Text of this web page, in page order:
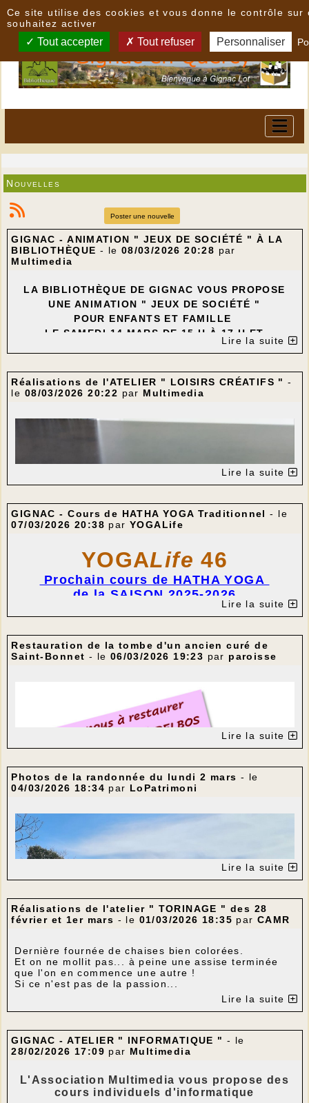
Nouvelles
Poster une nouvelle
GIGNAC - ANIMATION " JEUX DE SOCIÉTÉ " À LA
BIBLIOTHÈQUE - le 08/03/2026 20:28 par
Multimedia
LA BIBLIOTHÈQUE DE GIGNAC VOUS PROPOSE
UNE ANIMATION " JEUX DE SOCIÉTÉ "
POUR ENFANTS ET FAMILLE
LE SAMEDI 14 MARS DE 15 H À 17 H ET
LE DIMANCHE 15 MARS DE 9 H À 12 H
Lire la suite
Réalisations de l'ATELIER " LOISIRS CRÉATIFS " -
le 08/03/2026 20:22 par Multimedia
---
Lire la suite
GIGNAC - Cours de HATHA YOGA Traditionnel - le
07/03/2026 20:38 par YOGALife
YOGALife 46
Prochain cours de HATHA YOGA
de la SAISON 2025-2026
SAMEDI 14 MARS 2026
Salle de motricité de l'école de
GIGNAC
HATHA YOGA Traditionnel, issu d'une
lignée indienne.
ASANA (postures) / PRANAYAMA (maîtrise
du souffle) / DHARANA (concentration) /
(relaxation)
Le YOGA permet de gérer ses émotions,
techniques simples et abordables à tout
le monde.
Le YOGA apporte santé mentale &
physique, énergie puissante, esprit clair
pour chaque exercice, avec respect et
bienveillance
sont prodigués tout au long de la séance.
Ouvert à tous ! du débutant au
chevronné !
Apporter un tapis,un coussin & une
couverture (prêt possible au besoin)
Adhésion annuelle de 5€, au titre de
l'assurance.
Règlement en chèque,espèces ou virement
Pour tout renseignement et inscription
asso.yogalife46@gmail.com
Lire la suite
Restauration de la tombe d'un ancien curé de
Saint-Bonnet - le 06/03/2026 19:23 par paroisse
Plus d'infos sur cet ancien curé de Saint-Bonnet et
Gignac :cliquer sur ce lien
Lire la suite
Photos de la randonnée du lundi 2 mars - le
04/03/2026 18:34 par LoPatrimoni
Lire la suite
Réalisations de l'atelier " TORINAGE " des 28
février et 1er mars - le 01/03/2026 18:35 par CAMR
Dernière fournée de chaises bien colorées.
Et on ne mollit pas... à peine une assise terminée
que l'on en commence une autre !
Si ce n'est pas de la passion...
Bravo et merci à toutes pour le travail méticuleux et
end, qui a fait découvrir le torinage à Gignac
A dans 15 jours.
---
Lire la suite
GIGNAC - ATELIER " INFORMATIQUE " - le
28/02/2026 17:09 par Multimedia
L'Association Multimedia vous propose des
cours individuels d'informatique
Ce site utilise des cookies et vous donne le contrôle sur
souhaitez activer
Tout accepter Tout refuser Personnaliser